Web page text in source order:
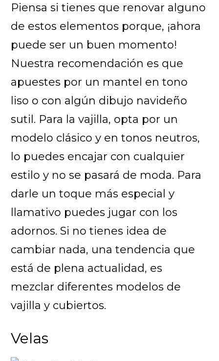
Piensa si tienes que renovar alguno
de estos elementos porque, ¡ahora
puede ser un buen momento!
Nuestra recomendación es que
apuestes por un mantel en tono
liso o con algún dibujo navideño
sutil. Para la vajilla, opta por un
modelo clásico y en tonos neutros,
lo puedes encajar con cualquier
estilo y no se pasará de moda. Para
darle un toque más especial y
llamativo puedes jugar con los
adornos. Si no tienes idea de
cambiar nada, una tendencia que
está de plena actualidad, es
mezclar diferentes modelos de
vajilla y cubiertos.
Velas